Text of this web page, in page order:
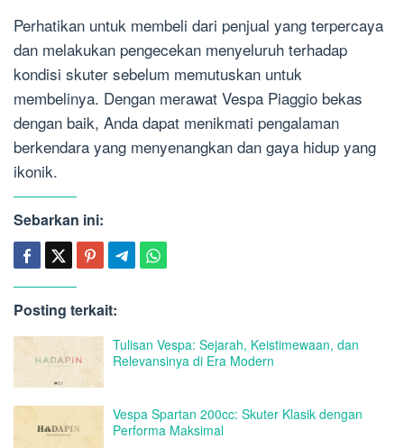
Perhatikan untuk membeli dari penjual yang terpercaya
dan melakukan pengecekan menyeluruh terhadap
kondisi skuter sebelum memutuskan untuk
membelinya. Dengan merawat Vespa Piaggio bekas
dengan baik, Anda dapat menikmati pengalaman
berkendara yang menyenangkan dan gaya hidup yang
ikonik.
Sebarkan ini:
Posting terkait:
Tulisan Vespa: Sejarah, Keistimewaan, dan
Relevansinya di Era Modern
Vespa Spartan 200cc: Skuter Klasik dengan
Performa Maksimal